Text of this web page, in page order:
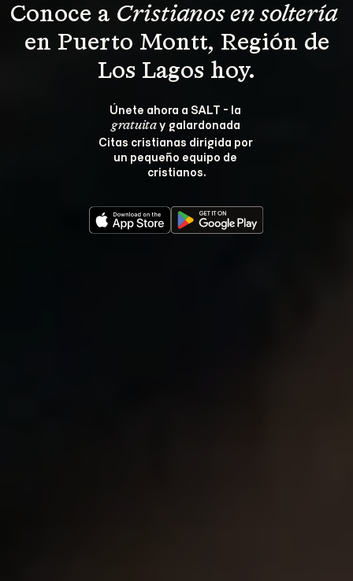
Conoce a Cristianos en soltería
en Puerto Montt, Región de
Los Lagos hoy.
Únete ahora a SALT - la
gratuita y galardonada
Citas cristianas dirigida por
un pequeño equipo de
cristianos.